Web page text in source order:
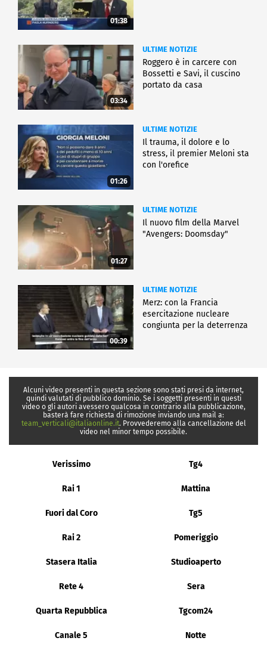
01:38
03:34
ULTIME NOTIZIE
Roggero è in carcere con
Bossetti e Savi, il cuscino
portato da casa
01:26
ULTIME NOTIZIE
Il trauma, il dolore e lo
stress, il premier Meloni sta
con l'orefice
01:27
ULTIME NOTIZIE
Il nuovo film della Marvel
"Avengers: Doomsday"
00:39
ULTIME NOTIZIE
Merz: con la Francia
esercitazione nucleare
congiunta per la deterrenza
Alcuni video presenti in questa sezione sono stati presi da internet,
quindi valutati di pubblico dominio. Se i soggetti presenti in questi
video o gli autori avessero qualcosa in contrario alla pubblicazione,
basterà fare richiesta di rimozione inviando una mail a:
team_verticali@italiaonline.it. Provvederemo alla cancellazione del
video nel minor tempo possibile.
Verissimo Tg4
Rai 1 Mattina
Fuori dal Coro Tg5
Rai 2 Pomeriggio
Stasera Italia Studioaperto
Rete 4 Sera
Quarta Repubblica Tgcom24
Canale 5 Notte